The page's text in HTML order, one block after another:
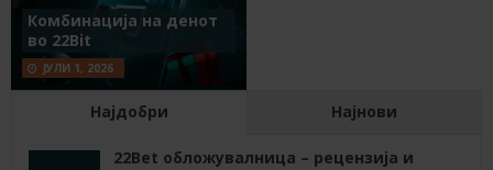
Комбинација на денот
во 22Bit
ЈУЛИ 1, 2026
Најдобри Најнови
22Bet обложувалница – рецензија и